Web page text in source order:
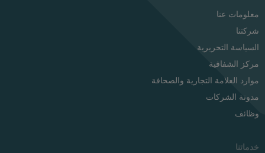
معلومات عنا
شركتنا
السياسة التحريرية
مركز الشفافية
موارد العلامة التجارية والصحافة
مدونة الشركات
وظائف
خدماتنا